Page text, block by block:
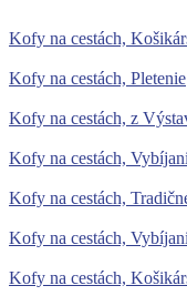
Kofy na cestách,
Kofy na cestách, Pletenie
Kofy na cestách, z
Kofy na cestách,
Kofy na cestách,
Kofy na cestách,
Kofy na cestách,